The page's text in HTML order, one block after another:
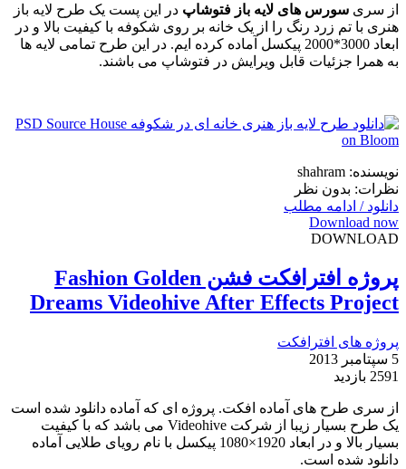
از سری سورس های لایه باز فتوشاپ در این پست یک طرح لایه باز
هنری با تم زرد رنگ را از یک خانه بر روی شکوفه با کیفیت بالا و در
ابعاد 3000*2000 پیکسل آماده کرده ایم. در این طرح تمامی لایه ها
به همرا جزئیات قابل ویرایش در فتوشاپ می باشند.
نویسنده: shahram
نظرات: بدون نظر
دانلود / ادامه مطلب
Download now
DOWNLOAD
پروژه افترافکت فشن Fashion Golden
Dreams Videohive After Effects Project
پروژه های افترافکت
5 سپتامبر 2013
2591 بازدید
از سری طرح های آماده افکت. پروژه ای که آماده دانلود شده است
یک طرح بسیار زیبا از شرکت Videohive می باشد که با کیفیت
بسیار بالا و در ابعاد 1920×1080 پیکسل با نام رویای طلایی آماده
دانلود شده است.